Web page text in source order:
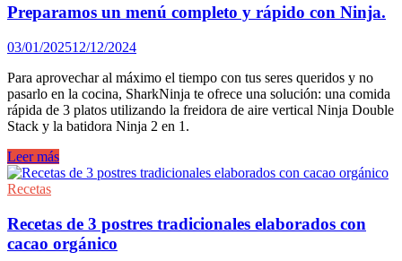
transformar
un
Roscón
de
Reyes
en
nuevas
y
originales
recetas.
Preparamos un menú completo y rápido con Ninja.
03/01/202512/12/2024
Para aprovechar al máximo el tiempo con tus seres queridos y no
pasarlo en la cocina, SharkNinja te ofrece una solución: una comida
rápida de 3 platos utilizando la freidora de aire vertical Ninja Double
Stack y la batidora Ninja 2 en 1.
Preparamos
un
menú
y
rápido
con
Leer más
Recetas
Recetas de 3 postres tradicionales elaborados con
cacao orgánico